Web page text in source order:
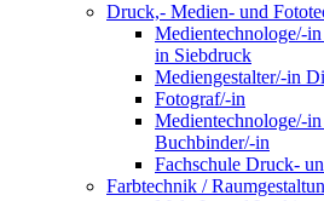
Druck,- Medien- und
Medientechnologe/-
in Siebdruck
Mediengestalter/-in
Fotograf/-in
Medientechnologe/-
Buchbinder/-in
Fachschule Druck-
Farbtechnik /